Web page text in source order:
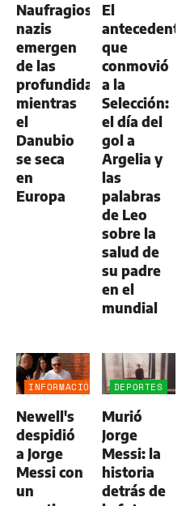
Naufragios
nazis
emergen
de las
profundidades
mientras
el
Danubio
se seca
en
Europa
El
antecedente
que
conmovió
a la
Selección:
el día del
gol a
Argelia y
las
palabras
de Leo
sobre la
salud de
su padre
en el
mundial
INFORMACIÓN
Newell's
despidió
a Jorge
Messi con
un
DEPORTES
Murió
Jorge
Messi: la
historia
detrás de